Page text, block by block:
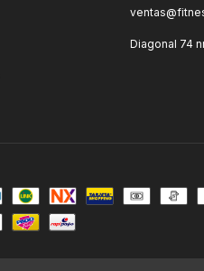
Diagonal 74